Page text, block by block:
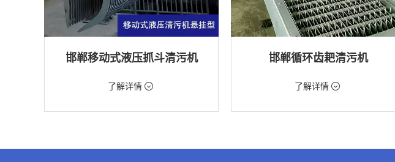
邯郸移动式液压抓斗清污机
价格：5698元/台
机
了解详情
邯郸循环齿耙清污机
价格：1898元/台
机
了解详情